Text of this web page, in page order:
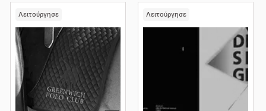
Λειτούργησε Λειτούργησε